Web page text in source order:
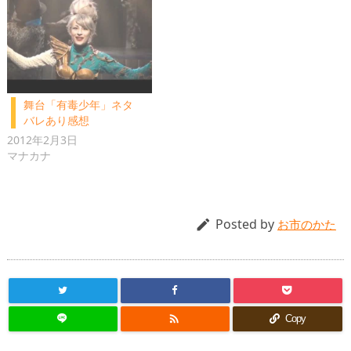
舞台「有毒少年」ネタ
バレあり感想
2012年2月3日
マナカナ
 Posted by お市のかた
 Copy